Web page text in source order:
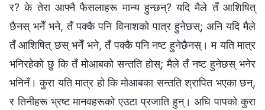
र? के तेरा आफ्नै फैसलाहरू मान्य हुन्छन्? यदि मैले तँ आशिषित्
छैनस् भनेँ भने, तँ पक्कै पनि विनाशको पात्र हुनेछस्; अनि यदि मैले
तँ आशिषित् छस् भनेँ भने, तँ पक्कै पनि नष्ट हुनेछैनस्। म यति मात्र
भनिरहेको छु कि तँ मोआबको सन्तति होस्; मैले तँ नष्ट हुनेछस् भनेर
भनिनँ। कुरा यति मात्र हो कि मोआबका सन्तति श्रापित भएका छन्,
र तिनीहरू भ्रष्ट मानवहरूको एउटा प्रजाति हुन्। अघि पापको कुरा